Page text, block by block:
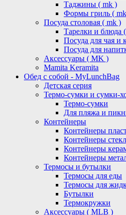
Таджины ( mk )
Формы гриль (
Посуда столовая ( mk )
Тарелки и блюда
Посуда для чая и
Посуда для
Аксессуары ( MK )
Mamita Keramita
Обед с собой - MyLunchBag
Детская серия
Термо-сумки и сумки-
Термо-сумки
Для пляжа и
Контейнеры
Контейнеры
Контейнеры
Контейнеры
Контейнеры
Термосы и бутылки
Термосы для еды
Термосы для
Бутылки
Термокружки
Аксессуары ( MLB )